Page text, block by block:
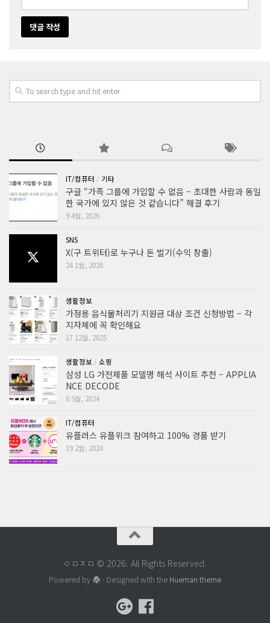
IT/컴퓨터 / 기타
구글 “가족 그룹에 가입할 수 없음 – 초대한 사람과 동일
한 국가에 있지 않은 것 같습니다” 해결 후기
9 4월, 2026
SNS
X(구 트위터)로 누구나 돈 벌기(수익 창출)
24 1월, 2026
생활정보
가정용 음식물처리기 지원금 대상 조건 신청방법 – 각
지자체에 꼭 확인해요
17 12월, 2025
생활정보 / 쇼핑
삼성 LG 가전제품 모델명 해석 사이트 추천 – APPLIA
NCE DECODE
6 5월, 2024
IT/컴퓨터
유플러스 유플위크 참여하고 100% 경품 받기
19 2월, 2024
ㅇㅁㅈㅁ © 2026. All Rights Reserved.
Powered by - Designed with the Hueman theme